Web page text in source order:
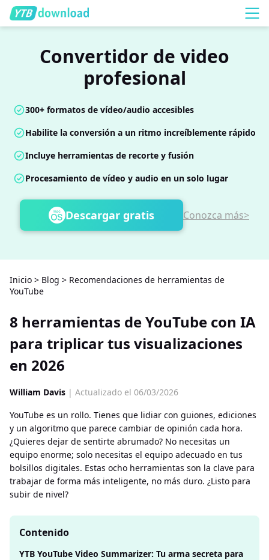
Convertidor de video
profesional
300+ formatos de vídeo/audio accesibles
Habilite la conversión a un ritmo increíblemente rápido
Incluye herramientas de recorte y fusión
Procesamiento de vídeo y audio en un solo lugar
Descargar gratis Conozca más>
Inicio > Blog > Recomendaciones de herramientas de
YouTube
8 herramientas de YouTube con IA
para triplicar tus visualizaciones
en 2026
William Davis | Actualizado el 06/03/2026
YouTube es un rollo. Tienes que lidiar con guiones, ediciones
y un algoritmo que parece cambiar de opinión cada hora.
¿Quieres dejar de sentirte abrumado? No necesitas un
equipo enorme; solo necesitas el equipo adecuado en tus
bolsillos digitales. Estas ocho herramientas son la clave para
trabajar de forma más inteligente, no más duro. ¿Listo para
subir de nivel?
Contenido
YTB ​​YouTube Video Summarizer: Tu arma secreta para